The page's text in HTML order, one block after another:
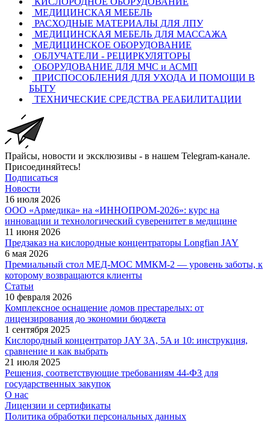
МЕДИЦИНСКАЯ МЕБЕЛЬ
РАСХОДНЫЕ МАТЕРИАЛЫ ДЛЯ ЛПУ
МЕДИЦИНСКАЯ МЕБЕЛЬ ДЛЯ МАССАЖА
МЕДИЦИНСКОЕ ОБОРУДОВАНИЕ
ОБЛУЧАТЕЛИ - РЕЦИРКУЛЯТОРЫ
ОБОРУДОВАНИЕ ДЛЯ МЧС и АСМП
ПРИСПОСОБЛЕНИЯ ДЛЯ УХОДА И ПОМОЩИ В
БЫТУ
ТЕХНИЧЕСКИЕ СРЕДСТВА РЕАБИЛИТАЦИИ
Прайсы, новости и эксклюзивы - в нашем Telegram-канале.
Присоединяйтесь!
Подписаться
Новости
16 июля 2026
ООО «Армедика» на «ИННОПРОМ-2026»: курс на
инновации и технологический суверенитет в медицине
11 июня 2026
Предзаказ на кислородные концентраторы Longfian JAY
6 мая 2026
Премиальный стол МЕД-МОС ММКМ-2 — уровень заботы, к
которому возвращаются клиенты
Статьи
10 февраля 2026
Комплексное оснащение домов престарелых: от
лицензирования до экономии бюджета
1 сентября 2025
Кислородный концентратор JAY 3A, 5A и 10: инструкция,
сравнение и как выбрать
21 июля 2025
Решения, соответствующие требованиям 44-ФЗ для
государственных закупок
О нас
Лицензии и сертификаты
Политика обработки персональных данных